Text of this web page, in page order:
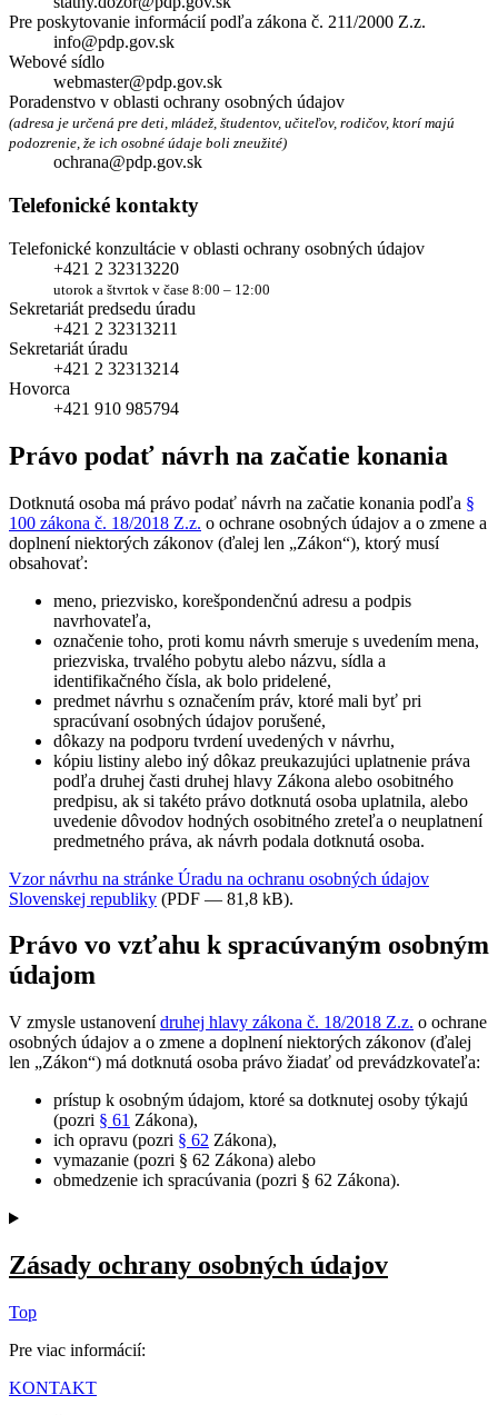
Pre poskytovanie informácií podľa zákona č. 211/2000 Z.z.
info@pdp.gov.sk
Webové sídlo
webmaster@pdp.gov.sk
Poradenstvo v oblasti ochrany osobných údajov
(adresa je určená pre deti, mládež, študentov, učiteľov, rodičov, ktorí majú
podozrenie, že ich osobné údaje boli zneužité)
ochrana@pdp.gov.sk
Telefonické kontakty
Telefonické konzultácie v oblasti ochrany osobných údajov
+421 2 32313220
utorok a štvrtok v čase 8:00 – 12:00
Sekretariát predsedu úradu
+421 2 32313211
Sekretariát úradu
+421 2 32313214
Hovorca
+421 910 985794
Právo podať návrh na začatie konania
Dotknutá osoba má právo podať návrh na začatie konania podľa §
100 zákona č. 18/2018 Z.z. o ochrane osobných údajov a o zmene a
doplnení niektorých zákonov (ďalej len „Zákon“), ktorý musí
obsahovať:
meno, priezvisko, korešpondenčnú adresu a podpis
navrhovateľa,
označenie toho, proti komu návrh smeruje s uvedením mena,
priezviska, trvalého pobytu alebo názvu, sídla a
identifikačného čísla, ak bolo pridelené,
predmet návrhu s označením práv, ktoré mali byť pri
spracúvaní osobných údajov porušené,
dôkazy na podporu tvrdení uvedených v návrhu,
kópiu listiny alebo iný dôkaz preukazujúci uplatnenie práva
podľa druhej časti druhej hlavy Zákona alebo osobitného
predpisu, ak si takéto právo dotknutá osoba uplatnila, alebo
uvedenie dôvodov hodných osobitného zreteľa o neuplatnení
predmetného práva, ak návrh podala dotknutá osoba.
Vzor návrhu na stránke Úradu na ochranu osobných údajov
Slovenskej republiky (PDF — 81,8 kB).
Právo vo vzťahu k spracúvaným osobným
údajom
V zmysle ustanovenídruhej hlavy zákona č. 18/2018 Z.z. o ochrane
osobných údajov a o zmene a doplnení niektorých zákonov (ďalej
len „Zákon“) má dotknutá osoba právo žiadať od prevádzkovateľa:
prístup k osobným údajom, ktoré sa dotknutej osoby týkajú
(pozri § 61 Zákona),
ich opravu (pozri § 62 Zákona),
vymazanie (pozri § 62 Zákona) alebo
obmedzenie ich spracúvania (pozri § 62 Zákona).
Zásady ochrany osobných údajov
Top
Pre viac informácií:
KONTAKT